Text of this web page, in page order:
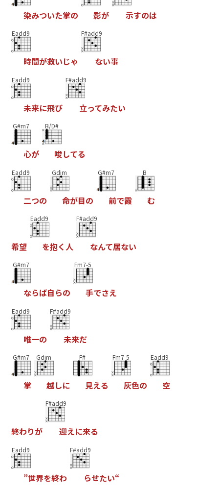
染みついた掌の 影が 示すのは
Eadd9
時間が救いじゃ
F#add9
ない事
Eadd9
未来に飛び
F#add9
立ってみたい
G#m7
心が
B/D#
唆してる
Eadd9
二つの
Gdim
命が目の
G#m7
前で霞
B
む
希望
Eadd9
を抱く人
F#add9
なんて居ない
G#m7
ならば自らの
Fm7-5
手でさえ
Eadd9
唯一の
F#add9
未来だ
G#m7
掌
Gdim
越しに
F#
見える
Fm7-5
灰色の
Eadd9
空
終わりが
F#add9
迎えに来る
Eadd9
”世界を終わ
F#add9
らせたい“